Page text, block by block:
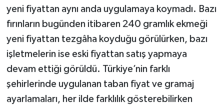
yeni fiyattan aynı anda uygulamaya koymadı. Bazı
fırınların bugünden itibaren 240 gramlık ekmeği
yeni fiyattan tezgâha koyduğu görülürken, bazı
işletmelerin ise eski fiyattan satış yapmaya
devam ettiği görüldü. Türkiye’nin farklı
şehirlerinde uygulanan taban fiyat ve gramaj
ayarlamaları, her ilde farklılık gösterebilirken